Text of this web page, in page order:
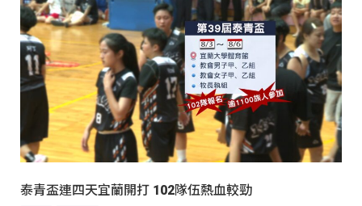
泰青盃連四天宜蘭開打 102隊伍熱血較勁